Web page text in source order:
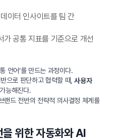
이터 인사이트를 팀 간
가 공통 지표를 기준으로 개선
언어’를 만드는 과정이다.
으로 판단하고 협력할 때,사용자
능해진다.
랜드 전반의 전략적 의사결정 체계를
위한 자동화와 AI